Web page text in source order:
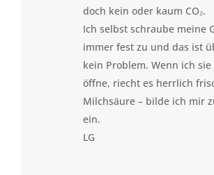
doch kein oder kaum CO₂.
Ich selbst schraube meine
immer fest zu und das ist
kein Problem. Wenn ich
öffne, riecht es herrlich
Milchsäure – bilde ich mir
ein.
LG